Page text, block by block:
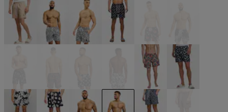
schwarz schwarzschwarz
schwarzschwarzschwarzschwarzschwarz